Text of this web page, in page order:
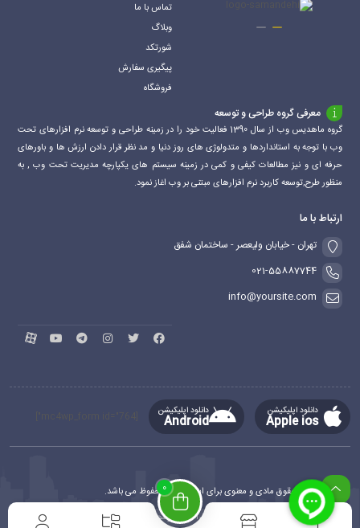
0
تماس با ما
وبلاگ
شورتکد
پیگیری سفارش
فروشگاه
معرفی گروه طراحی و توسعه
گروه ماهدیس وب از سال 1390 فعالیت خود را در زمینه طراحی و توسعه نرم افزارهای تحت
وب با توجه به استانداردها و متدولوژی های روز دنیا و مد نظر قرار دادن ارزش ها و باورهای
حرفه ای و نیز مطالعات کیفی و کمی در زمینه سیستم های یکپارچه مدیریت تحت وب , به
منظور طرح,توسعه کاربرد نرم افزارهای مبتنی بر وب اغاز نمود.
ارتباط با ما
تهران - خیابان ولیعصر - ساختمان شفق
021-55887744
info@yoursite.com
دانلود اپلیکیشن
Apple ios
دانلود اپلیکیشن
Android
کلیه حقوق مادی و معنوی برای این سایت محفوظ می باشد.
طراحی و توسعه
ماهدیس وب